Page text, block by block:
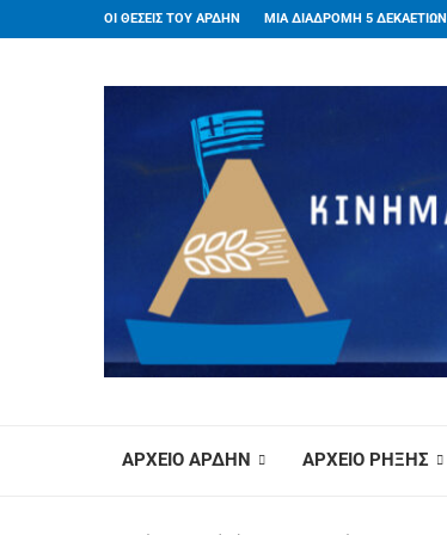
ΟΙ ΘΕΣΕΙΣ ΤΟΥ ΑΡΔΗΝ ΜΙΑ ΔΙΑΔΡΟΜΗ 5 ΔΕΚΑΕΤΙΩΝ
ΑΡΧΕΙΟ ΑΡΔΗΝ ΑΡΧΕΙΟ ΡΗΞΗΣ